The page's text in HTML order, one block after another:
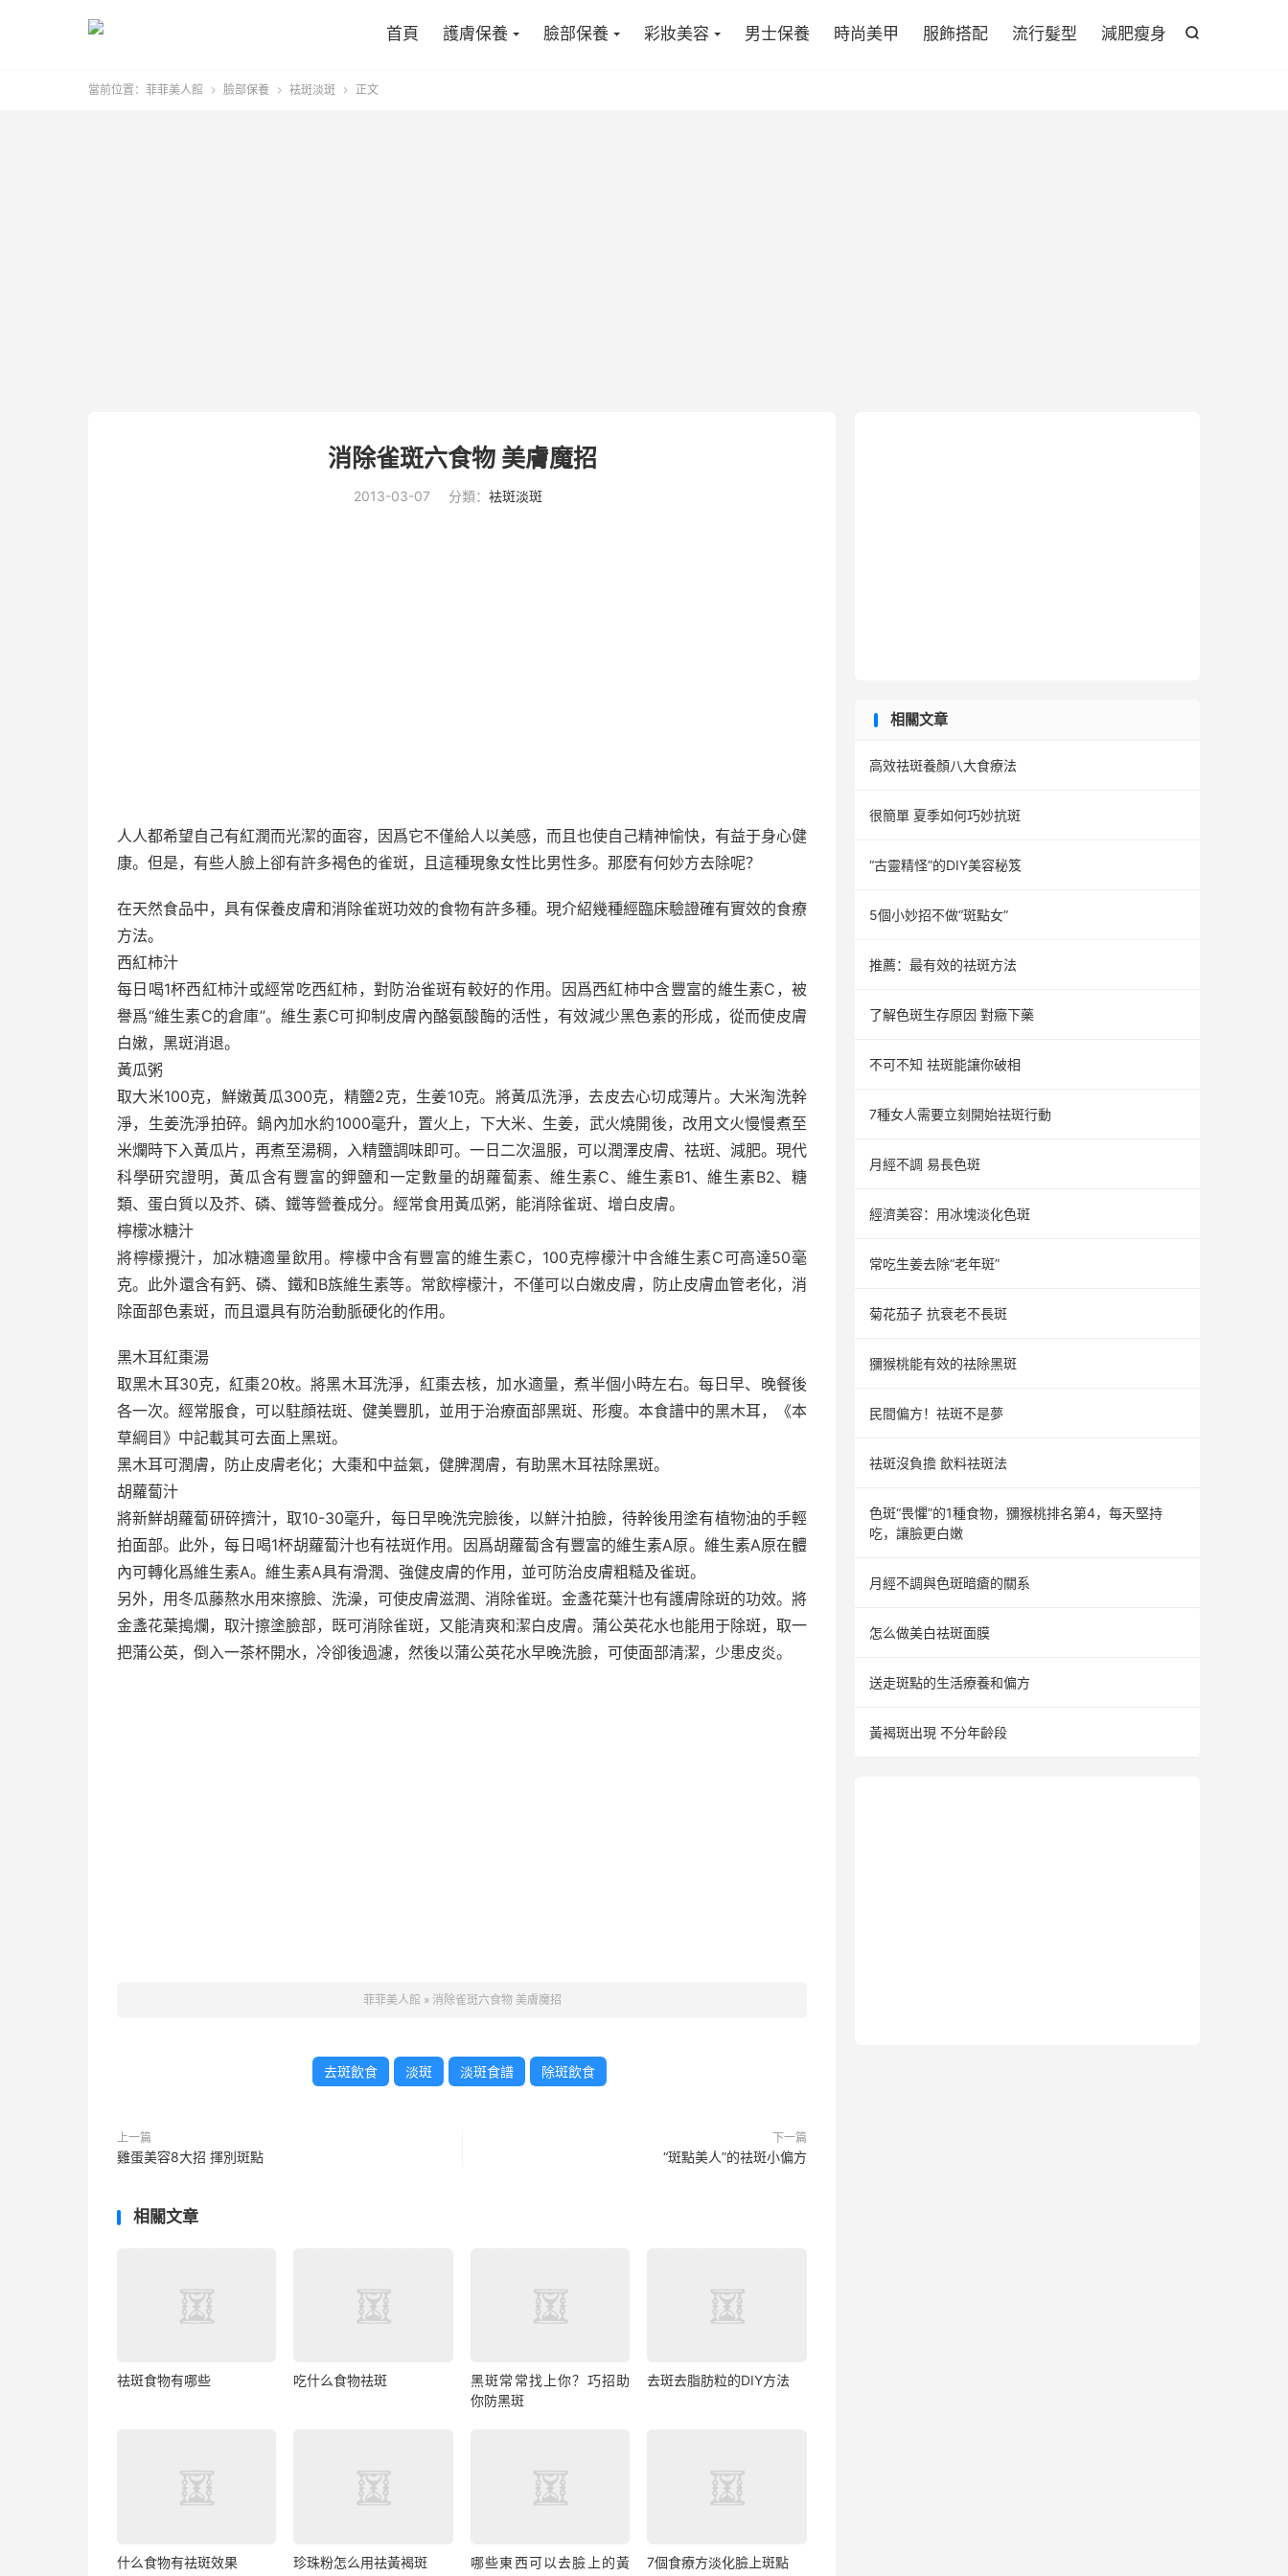

首頁 護膚保養 臉部保養 彩妝美容 男士保養 時尚美甲 服飾搭配 流行髮型 減肥瘦身
當前位置： 菲菲美人館  臉部保養  袪斑淡斑  正文
消除雀斑六食物 美膚魔招
2013-03-07 分類： 袪斑淡斑
人人都希望自己有紅潤而光潔的面容，因爲它不僅給人以美感，而且也使自己精神愉快，有益于身心健
康。但是，有些人臉上卻有許多褐色的雀斑，且這種現象女性比男性多。那麽有何妙方去除呢？
在天然食品中，具有保養皮膚和消除雀斑功效的食物有許多種。現介紹幾種經臨床驗證確有實效的食療
方法。
西紅柿汁
每日喝1杯西紅柿汁或經常吃西紅柿，對防治雀斑有較好的作用。因爲西紅柿中含豐富的維生素C，被
譽爲“維生素C的倉庫”。維生素C可抑制皮膚內酪氨酸酶的活性，有效減少黑色素的形成，從而使皮膚
白嫩，黑斑消退。
黃瓜粥
取大米100克，鮮嫩黃瓜300克，精鹽2克，生姜10克。將黃瓜洗淨，去皮去心切成薄片。大米淘洗幹
淨，生姜洗淨拍碎。鍋內加水約1000毫升，置火上，下大米、生姜，武火燒開後，改用文火慢慢煮至
米爛時下入黃瓜片，再煮至湯稠，入精鹽調味即可。一日二次溫服，可以潤澤皮膚、祛斑、減肥。現代
科學研究證明，黃瓜含有豐富的鉀鹽和一定數量的胡蘿蔔素、維生素C、維生素B1、維生素B2、糖
類、蛋白質以及芥、磷、鐵等營養成分。經常食用黃瓜粥，能消除雀斑、增白皮膚。
檸檬冰糖汁
將檸檬攪汁，加冰糖適量飲用。檸檬中含有豐富的維生素C，100克檸檬汁中含維生素C可高達50毫
克。此外還含有鈣、磷、鐵和B族維生素等。常飲檸檬汁，不僅可以白嫩皮膚，防止皮膚血管老化，消
除面部色素斑，而且還具有防治動脈硬化的作用。
黑木耳紅棗湯
取黑木耳30克，紅棗20枚。將黑木耳洗淨，紅棗去核，加水適量，煮半個小時左右。每日早、晚餐後
各一次。經常服食，可以駐顔祛斑、健美豐肌，並用于治療面部黑斑、形瘦。本食譜中的黑木耳，《本
草綱目》中記載其可去面上黑斑。
黑木耳可潤膚，防止皮膚老化；大棗和中益氣，健脾潤膚，有助黑木耳祛除黑斑。
胡蘿蔔汁
將新鮮胡蘿蔔研碎擠汁，取10-30毫升，每日早晚洗完臉後，以鮮汁拍臉，待幹後用塗有植物油的手輕
拍面部。此外，每日喝1杯胡蘿蔔汁也有祛斑作用。因爲胡蘿蔔含有豐富的維生素A原。維生素A原在體
內可轉化爲維生素A。維生素A具有滑潤、強健皮膚的作用，並可防治皮膚粗糙及雀斑。
另外，用冬瓜藤熬水用來擦臉、洗澡，可使皮膚滋潤、消除雀斑。金盞花葉汁也有護膚除斑的功效。將
金盞花葉搗爛，取汁擦塗臉部，既可消除雀斑，又能清爽和潔白皮膚。蒲公英花水也能用于除斑，取一
把蒲公英，倒入一茶杯開水，冷卻後過濾，然後以蒲公英花水早晚洗臉，可使面部清潔，少患皮炎。
菲菲美人館 » 消除雀斑六食物 美膚魔招
去斑飲食 淡斑 淡斑食譜 除斑飲食
上一篇
雞蛋美容8大招 揮別斑點
下一篇
“斑點美人”的祛斑小偏方
相關文章
祛斑食物有哪些 吃什么食物祛斑
黑斑常常找上你？巧招助
你防黑斑
去斑去脂肪粒的DIY方法
什么食物有祛斑效果 珍珠粉怎么用祛黃褐斑
哪些東西可以去臉上的黃
7個食療方淡化臉上斑點
相關文章
高效祛斑養顏八大食療法
很簡單 夏季如何巧妙抗斑
“古靈精怪”的DIY美容秘笈
5個小妙招不做“斑點女”
推薦：最有效的祛斑方法
了解色斑生存原因 對癥下藥
不可不知 祛斑能讓你破相
7種女人需要立刻開始祛斑行動
月經不調 易長色斑
經濟美容：用冰塊淡化色斑
常吃生姜去除“老年斑”
菊花茄子 抗衰老不長斑
獼猴桃能有效的祛除黑斑
民間偏方！祛斑不是夢
祛斑沒負擔 飲料祛斑法
色斑“畏懼”的1種食物，獼猴桃排名第4，每天堅持
吃，讓臉更白嫩
月經不調與色斑暗瘡的關系
怎么做美白祛斑面膜
送走斑點的生活療養和偏方
黃褐斑出現 不分年齡段